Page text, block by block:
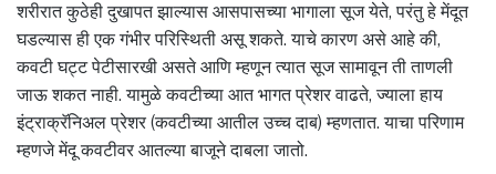
शरीरात कुठेही दुखापत झाल्यास आसपासच्या भागाला सूज येते, परंतु हे मेंदूत
घडल्यास ही एक गंभीर परिस्थिती असू शकते. याचे कारण असे आहे की,
कवटी घट्ट पेटीसारखी असते आणि म्हणून त्यात सूज सामावून ती ताणली
जाऊ शकत नाही. यामुळे कवटीच्या आत भागत प्रेशर वाढते, ज्याला हाय
इंट्राक्रॅनिअल प्रेशर (कवटीच्या आतील उच्च दाब) म्हणतात. याचा परिणाम
म्हणजे मेंदू कवटीवर आतल्या बाजूने दाबला जातो.